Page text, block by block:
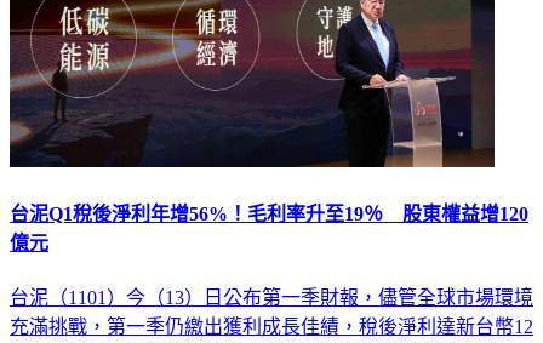
台泥Q1稅後淨利年增56%！毛利率升至19％ 股東權益增120
億元
台泥（1101）今（13）日公布第一季財報，儘管全球市場環境
充滿挑戰，第一季仍繳出獲利成長佳績，稅後淨利達新台幣12